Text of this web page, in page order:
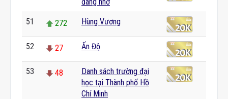
51 272 Hùng Vương
52 27 Ấn Độ
53 48
Danh sách trường đại
học tại Thành phố Hồ
Chí Minh